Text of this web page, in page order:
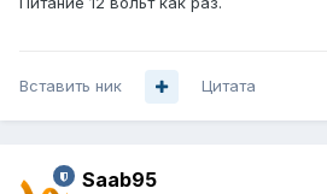
Вставить ник Цитата
Saab95